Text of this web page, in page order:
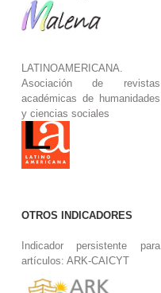
LATINOAMERICANA.
Asociación de revistas
académicas de humanidades
y ciencias sociales
OTROS INDICADORES
Indicador persistente para
artículos: ARK-CAICYT